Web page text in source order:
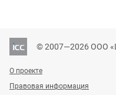
© 2007—2026 ООО
О проекте
Правовая информация